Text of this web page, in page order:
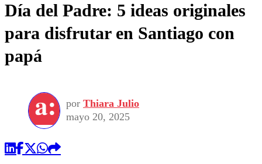
Día del Padre: 5 ideas originales
para disfrutar en Santiago con
papá
por Thiara Julio
mayo 20, 2025